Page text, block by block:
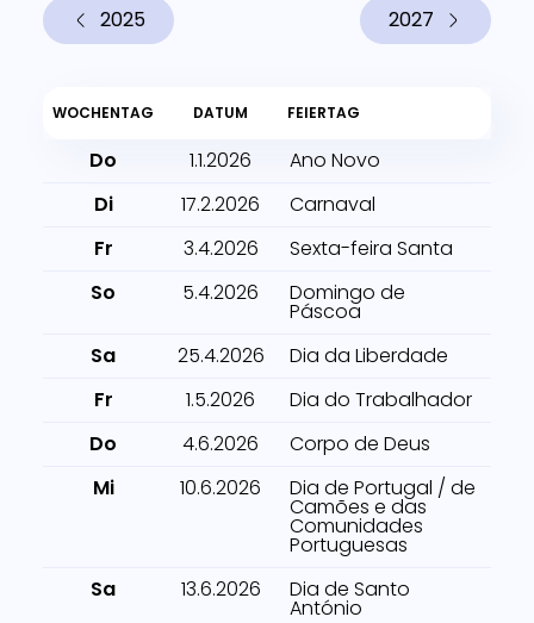
2025 2027
WOCHENTAG DATUM FEIERTAG
Do 1.1.2026
Ano Novo
Di
17.2.2026
Carnaval
Fr
3.4.2026
Sexta-feira Santa
So
5.4.2026 Domingo de
Páscoa
Sa
25.4.2026
Dia da Liberdade
Fr
1.5.2026
Dia do Trabalhador
Do
4.6.2026
Corpo de Deus
Mi
10.6.2026 Dia de Portugal / de
Camões e das
Comunidades
Portuguesas
Sa
13.6.2026 Dia de Santo
António